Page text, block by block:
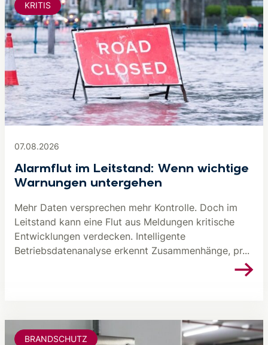
07.08.2026
Alarmflut im Leitstand: Wenn wichtige
Warnungen untergehen
Mehr Daten versprechen mehr Kontrolle. Doch im
Leitstand kann eine Flut aus Meldungen kritische
Entwicklungen verdecken. Intelligente
Betriebsdatenanalyse erkennt Zusammenhänge, pr...
KRITIS
BRANDSCHUTZ